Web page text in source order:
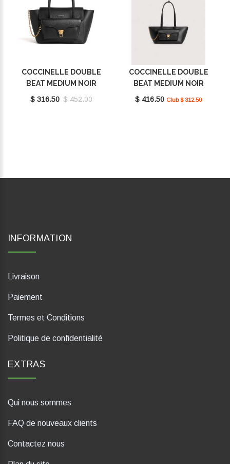
COCCINELLE DOUBLE
BEAT MEDIUM NOIR
E1T8A180201001
$ 316.50 $ 452.00
COCCINELLE DOUBLE
BEAT MEDIUM NOIR
E1T8A110301_001
$ 416.50 Club $ 312.50
INFORMATION
Livraison
Paiement
Termes et Conditions
Politique de confidentialité
EXTRAS
Qui nous sommes
FAQ de nouveaux clients
Contactez nous